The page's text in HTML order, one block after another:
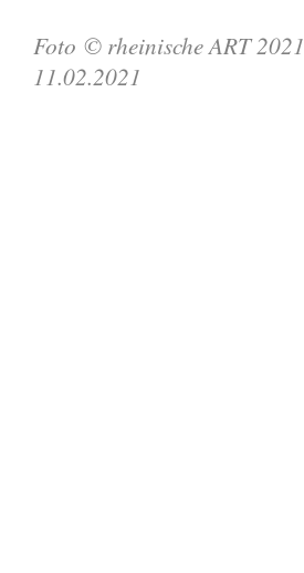
Foto © rheinische ART 2021
11.02.2021